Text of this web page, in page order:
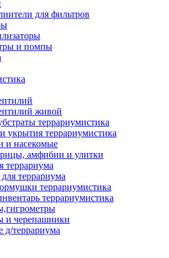
для фильтров
и помпы
живой
террариумистика
укрытия террариумистика
и насекомые
амфибии и улитки
террариума
террариума
террариумистика
террариумистика
и черепашники
д/террариума